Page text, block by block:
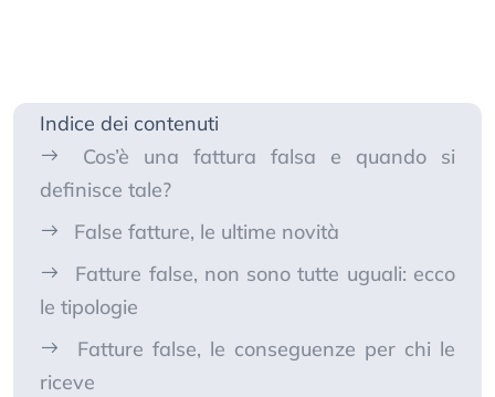
Indice dei contenuti
Cos’è una fattura falsa e quando si
definisce tale?
False fatture, le ultime novità
Fatture false, non sono tutte uguali: ecco
le tipologie
Fatture false, le conseguenze per chi le
riceve